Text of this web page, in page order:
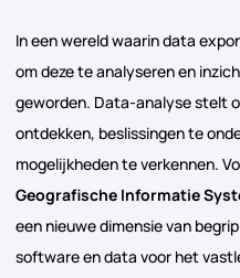
In een wereld waarin data
om deze te analyseren en
geworden. Data-analyse stelt
ontdekken, beslissingen te
mogelijkheden te verkennen.
Geografische Informatie
een nieuwe dimensie van
software en data voor het